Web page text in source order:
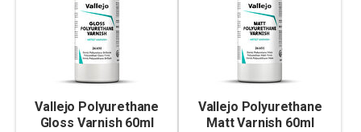
Vallejo Polyurethane
Gloss Varnish 60ml
Vallejo Polyurethane
Matt Varnish 60ml